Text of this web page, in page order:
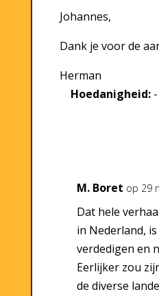
Johannes,
Dank je voor de
Herman
Hoedanigheid:-
M. Boret op 29
Dat hele
in Nederland,
verdedigen en
Eerlijker zou
de diverse